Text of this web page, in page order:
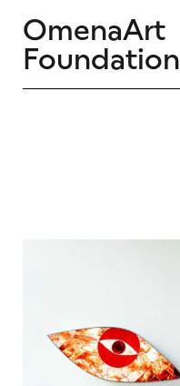
OmenaArt
Foundation